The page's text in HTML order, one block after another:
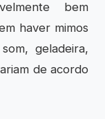
bem
haver mimos
geladeira,
de acordo